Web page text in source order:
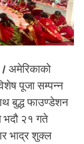
अमेरिकाको
पूजा सम्पन्न
बुद्ध फाउण्डेशन
भदौ २१ गते
भाद्र शुक्ल